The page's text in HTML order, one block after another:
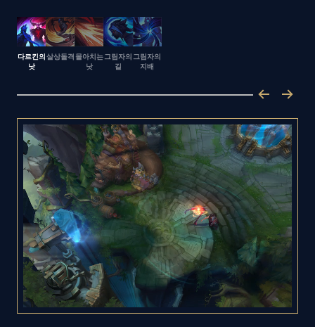
다르킨의
낫
살상돌격 몰아치는
낫
그림자의
길
그림자의
지배